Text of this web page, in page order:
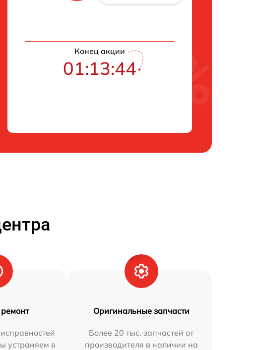
Конец акции
01:13:43
устраняем в
Оригинальные запчасти
Более 20 тыс. запчастей от
производителя в наличии на